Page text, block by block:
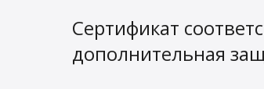
Сертификат
дополнительная